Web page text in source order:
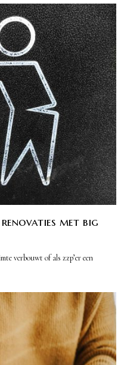
met big
verbouwt of als zzp’er een